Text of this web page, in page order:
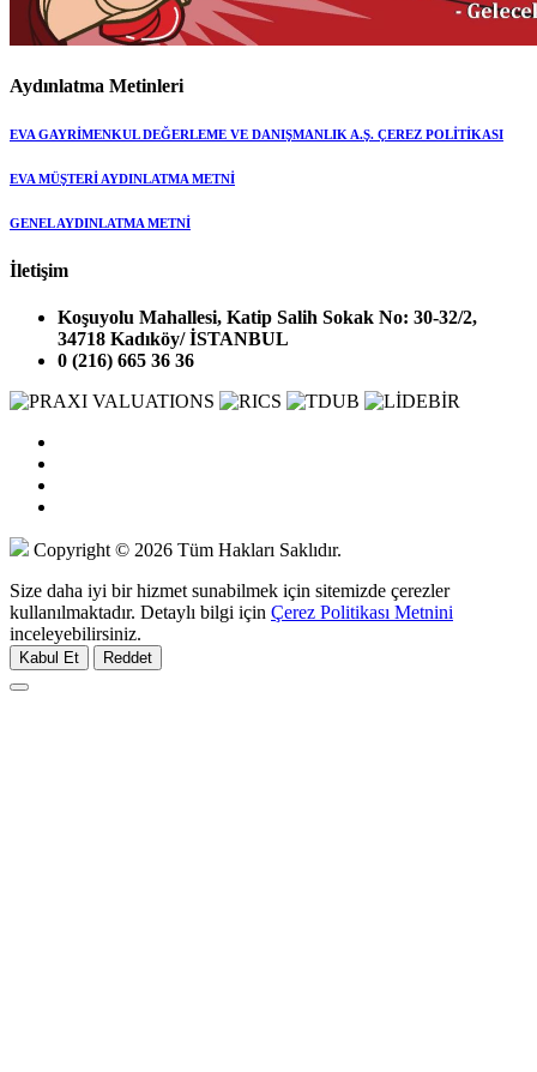
Aydınlatma Metinleri
EVA GAYRİMENKUL DEĞERLEME VE DANIŞMANLIK A.Ş. ÇEREZ POLİTİKASI
EVA MÜŞTERİ AYDINLATMA METNİ
GENEL AYDINLATMA METNİ
İletişim
Koşuyolu Mahallesi, Katip Salih Sokak No: 30-32/2,
34718 Kadıköy/ İSTANBUL
0 (216) 665 36 36
Copyright © 2026 Tüm Hakları Saklıdır.
Size daha iyi bir hizmet sunabilmek için sitemizde çerezler
kullanılmaktadır. Detaylı bilgi için Çerez Politikası Metnini
inceleyebilirsiniz.
Kabul Et Reddet